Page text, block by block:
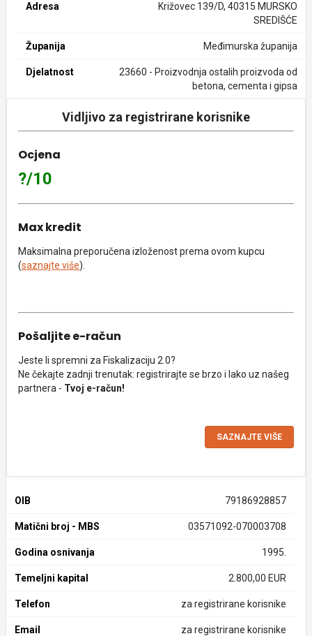
Adresa
Križovec 139/D, 40315 MURSKO
SREDIŠĆE
Županija Međimurska županija
Djelatnost
23660 - Proizvodnja ostalih proizvoda od
betona, cementa i gipsa
Vidljivo za registrirane korisnike
Ocjena
?/10
Max kredit
Maksimalna preporučena izloženost prema ovom kupcu
(saznajte više).
Pošaljite e-račun
Jeste li spremni za Fiskalizaciju 2.0?
Ne čekajte zadnji trenutak: registrirajte se brzo i lako uz našeg
partnera - Tvoj e-račun!
SAZNAJTE VIŠE
OIB 79186928857
Matični broj - MBS 03571092-070003708
Godina osnivanja 1995.
Temeljni kapital 2.800,00 EUR
Telefon za registrirane korisnike
Email za registrirane korisnike